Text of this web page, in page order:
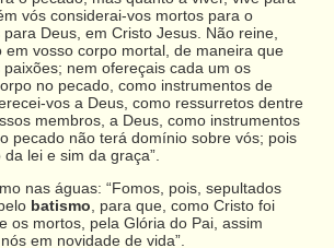
vós considerai-vos mortos para o
Deus, em Cristo Jesus. Não reine,
em vosso corpo mortal, de maneira que
nem ofereçais cada um os
no pecado, como instrumentos de
vos a Deus, como ressurretos dentre
membros, a Deus, como instrumentos
pecado não terá domínio sobre vós; pois
lei e sim da graça”.
nas águas: “Fomos, pois, sepultados
batismo , para que, como Cristo foi
os mortos, pela Glória do Pai, assim
em novidade de vida”.